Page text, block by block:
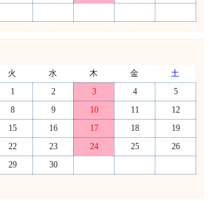
火 水 木 金
土
1
2 3 4
5
8 9 10 11
12
15 16 17 18
19
22 23 24 25
26
29 30